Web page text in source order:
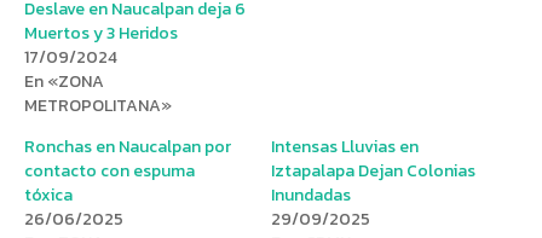
Deslave en Naucalpan deja 6
Muertos y 3 Heridos
17/09/2024
En «ZONA
METROPOLITANA»
Ronchas en Naucalpan por
contacto con espuma
tóxica
26/06/2025
Intensas Lluvias en
Iztapalapa Dejan Colonias
Inundadas
29/09/2025